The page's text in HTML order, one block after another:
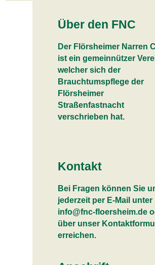
Über den FNC
Der Flörsheimer Narren
ist ein gemeinnützer
welcher sich der
Brauchtumspflege der
Flörsheimer
Straßenfastnacht
verschrieben hat.
Kontakt
Bei Fragen können Sie
jederzeit per E-Mail unter
info@fnc-floersheim.de
über unser
erreichen.